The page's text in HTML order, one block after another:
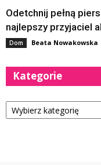
Odetchnij pełną
najlepszy przyjaciel
Dom Beata Nowakowska
Kategorie
Kategorie